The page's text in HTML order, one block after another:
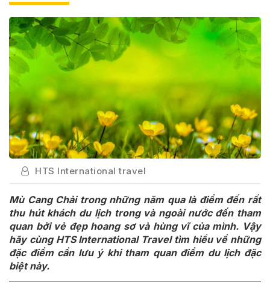
HTS International travel
Mù Cang Chải trong những năm qua là điểm đến rất
thu hút khách du lịch trong và ngoài nước đến tham
quan bởi vẻ đẹp hoang sơ và hùng vĩ của mình. Vậy
hãy cùng HTS International Travel tìm hiều về những
đặc điểm cần lưu ý khi tham quan điểm du lịch đặc
biệt này.